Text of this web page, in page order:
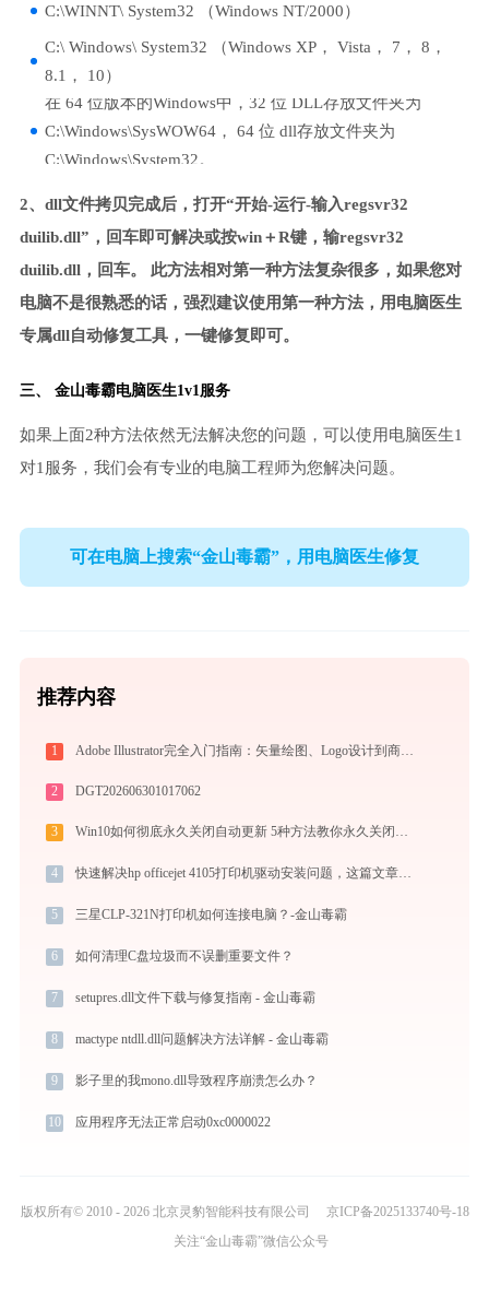
C:\WINNT\ System32 （Windows NT/2000）
C:\ Windows\ System32 （Windows XP， Vista， 7， 8，
8.1， 10）
在 64 位版本的Windows中，32 位 DLL存放文件夹为
C:\Windows\SysWOW64， 64 位 dll存放文件夹为
C:\Windows\System32。
2、dll文件拷贝完成后，打开“开始-运行-输入regsvr32
duilib.dll”，回车即可解决或按win＋R键，输regsvr32
duilib.dll，回车。 此方法相对第一种方法复杂很多，如果您对
电脑不是很熟悉的话，强烈建议使用第一种方法，用电脑医生
专属dll自动修复工具，一键修复即可。
三、 金山毒霸电脑医生1v1服务
如果上面2种方法依然无法解决您的问题，可以使用电脑医生1
对1服务，我们会有专业的电脑工程师为您解决问题。
可在电脑上搜索“金山毒霸”，用电脑医生修复
推荐内容
1 Adobe Illustrator完全入门指南：矢量绘图、Logo设计到商业插画的必备工具详解
2 DGT202606301017062
3 Win10如何彻底永久关闭自动更新 5种方法教你永久关闭win10自动更新
4 快速解决hp officejet 4105打印机驱动安装问题，这篇文章告诉你方法
5 三星CLP-321N打印机如何连接电脑？-金山毒霸
6 如何清理C盘垃圾而不误删重要文件？
7 setupres.dll文件下载与修复指南 - 金山毒霸
8 mactype ntdll.dll问题解决方法详解 - 金山毒霸
9 影子里的我mono.dll导致程序崩溃怎么办？
10 应用程序无法正常启动0xc0000022
版权所有© 2010 - 2026 北京灵豹智能科技有限公司
京ICP备2025133740号-18
关注“金山毒霸”微信公众号